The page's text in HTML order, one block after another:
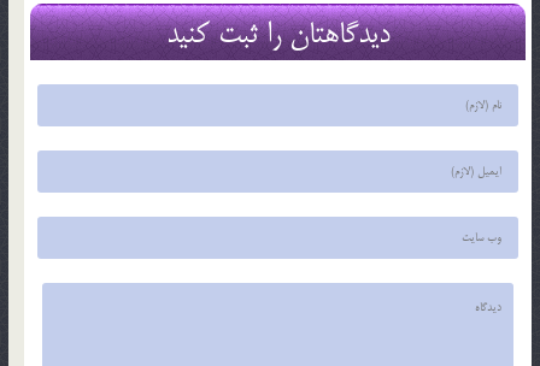
دیدگاهتان را ثبت کنید